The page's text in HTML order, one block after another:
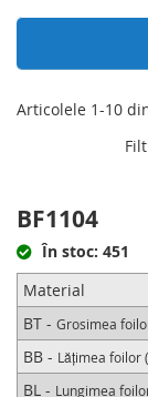
aceeași lungime
Dacă aveți un arc
Articolele 1-10
BF1104
În stoc: 451
Material
BT - Grosimea
BB - Lățimea foilor
BL - Lungimea